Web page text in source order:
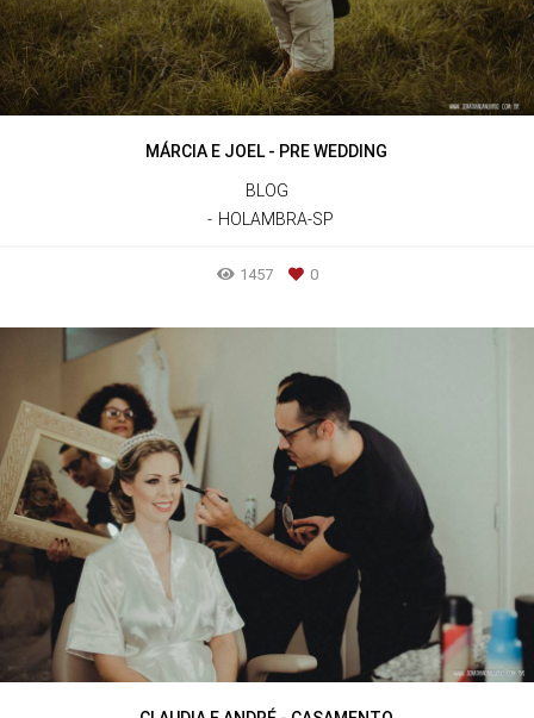
MÁRCIA E JOEL - PRE WEDDING
BLOG
HOLAMBRA-SP
1457 0